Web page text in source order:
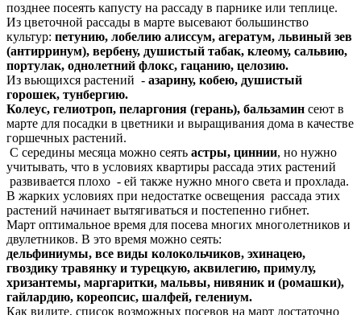
позднее посеять капусту на рассаду в парнике или теплице.
Из цветочной рассады в марте высевают большинство
культур: петунию, лобелию алиссум, агератум, львиный зев
(антирринум), вербену, душистый табак, клеому, сальвию,
портулак, однолетний флокс, гацанию, целозию.
Из вьющихся растений - азарину, кобею, душистый
горошек, тунбергию.
Колеус, гелиотроп, пеларгония (герань), бальзамин сеют в
марте для посадки в цветники и выращивания дома в качестве
горшечных растений.
С середины месяца можно сеять астры, циннии, но нужно
учитывать, что в условиях квартиры рассада этих растений
развивается плохо - ей также нужно много света и прохлада.
В жарких условиях при недостатке освещения рассада этих
растений начинает вытягиваться и постепенно гибнет.
Март оптимальное время для посева многих многолетников и
двулетников. В это время можно сеять:
дельфиниумы, все виды колокольчиков, эхинацею,
гвоздику травянку и турецкую, аквилегию, примулу,
хризантемы, маргаритки, мальвы, нивяник и (ромашки),
гайлардию, кореопсис, шалфей, гелениум.
Как видите, список возможных посевов на март достаточно